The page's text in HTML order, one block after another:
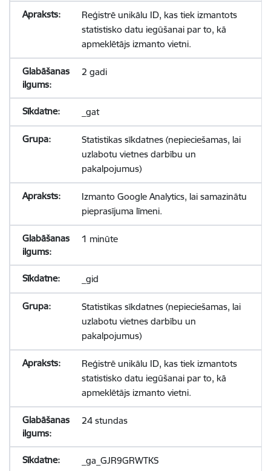
Reģistrē unikālu ID, kas tiek izmantots
statistisko datu iegūšanai par to, kā
apmeklētājs izmanto vietni.
2 gadi
_gat
Statistikas sīkdatnes (nepieciešamas, lai
uzlabotu vietnes darbību un
pakalpojumus)
Izmanto Google Analytics, lai samazinātu
pieprasījuma līmeni.
1 minūte
_gid
Statistikas sīkdatnes (nepieciešamas, lai
uzlabotu vietnes darbību un
pakalpojumus)
Reģistrē unikālu ID, kas tiek izmantots
statistisko datu iegūšanai par to, kā
apmeklētājs izmanto vietni.
24 stundas
_ga_GJR9GRWTKS